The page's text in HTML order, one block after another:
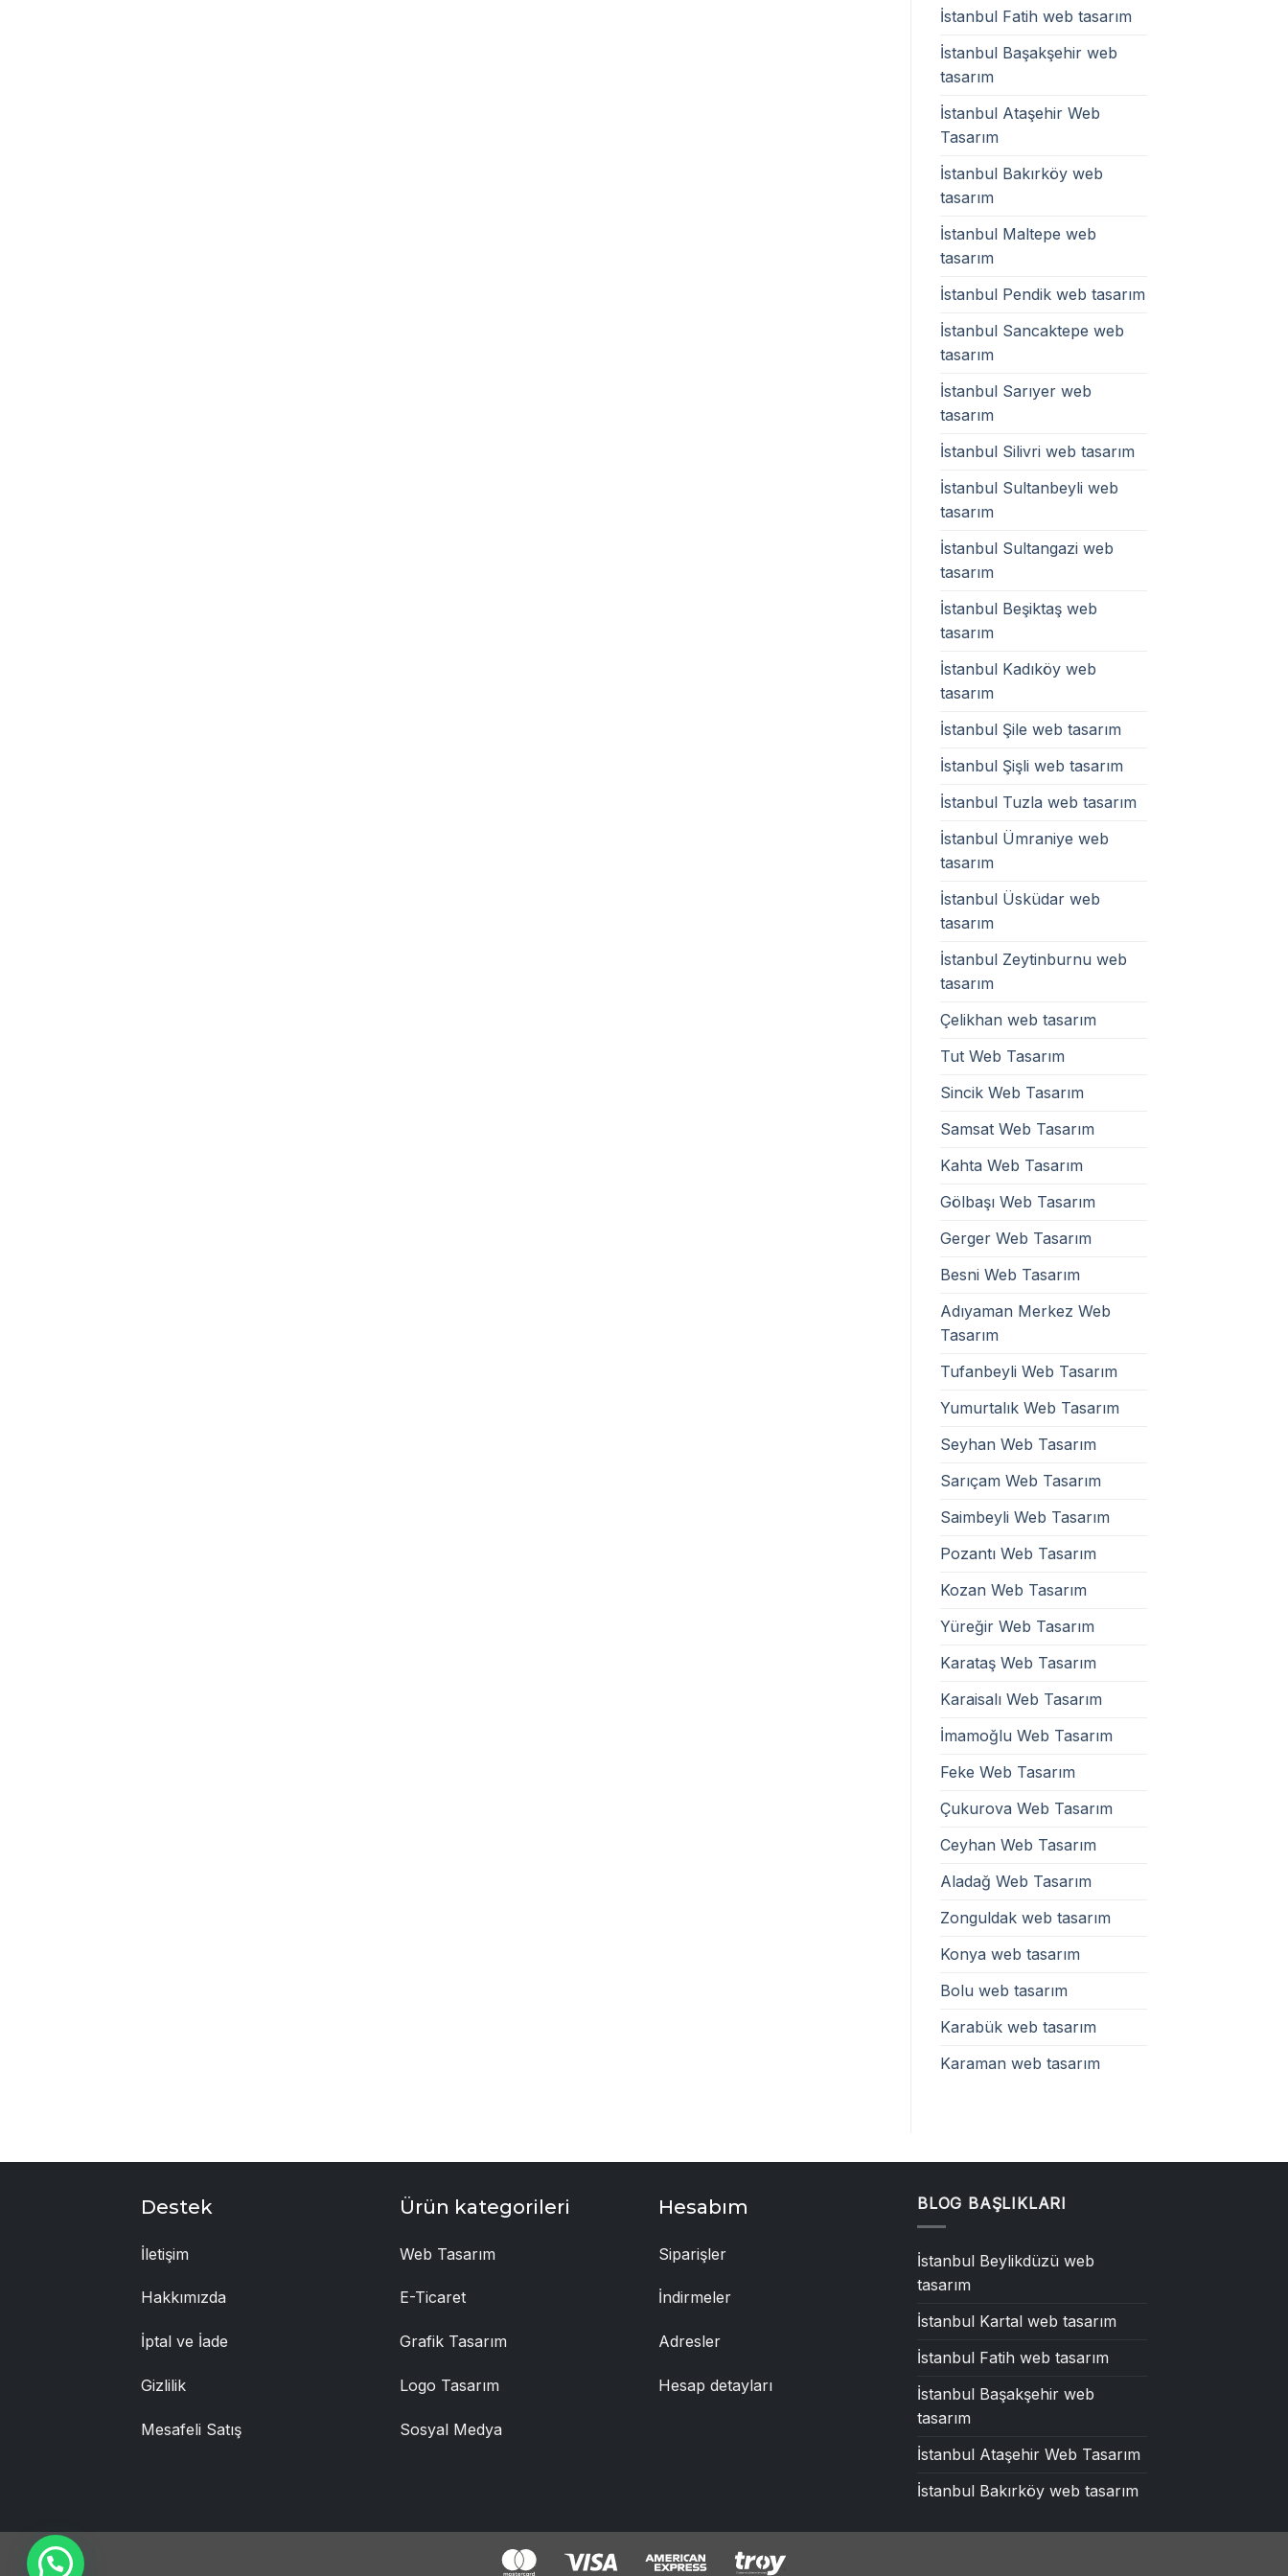
İstanbul Fatih web tasarım
İstanbul Başakşehir web
tasarım
İstanbul Ataşehir Web
Tasarım
İstanbul Bakırköy web
tasarım
İstanbul Maltepe web
tasarım
İstanbul Pendik web tasarım
İstanbul Sancaktepe web
tasarım
İstanbul Sarıyer web
tasarım
İstanbul Silivri web tasarım
İstanbul Sultanbeyli web
tasarım
İstanbul Sultangazi web
tasarım
İstanbul Beşiktaş web
tasarım
İstanbul Kadıköy web
tasarım
İstanbul Şile web tasarım
İstanbul Şişli web tasarım
İstanbul Tuzla web tasarım
İstanbul Ümraniye web
tasarım
İstanbul Üsküdar web
tasarım
İstanbul Zeytinburnu web
tasarım
Çelikhan web tasarım
Tut Web Tasarım
Sincik Web Tasarım
Samsat Web Tasarım
Kahta Web Tasarım
Gölbaşı Web Tasarım
Gerger Web Tasarım
Besni Web Tasarım
Adıyaman Merkez Web
Tasarım
Tufanbeyli Web Tasarım
Yumurtalık Web Tasarım
Seyhan Web Tasarım
Sarıçam Web Tasarım
Saimbeyli Web Tasarım
Pozantı Web Tasarım
Kozan Web Tasarım
Yüreğir Web Tasarım
Karataş Web Tasarım
Karaisalı Web Tasarım
İmamoğlu Web Tasarım
Feke Web Tasarım
Çukurova Web Tasarım
Ceyhan Web Tasarım
Aladağ Web Tasarım
Zonguldak web tasarım
Konya web tasarım
Bolu web tasarım
Karabük web tasarım
Karaman web tasarım
Destek
İletişim
Hakkımızda
İptal ve İade
Gizlilik
Mesafeli Satış
Ürün kategorileri
Web Tasarım
E-Ticaret
Grafik Tasarım
Logo Tasarım
Sosyal Medya
Hesabım
Siparişler
İndirmeler
Adresler
Hesap detayları
BLOG BAŞLIKLARI
İstanbul Beylikdüzü web
tasarım
İstanbul Kartal web tasarım
İstanbul Fatih web tasarım
İstanbul Başakşehir web
tasarım
İstanbul Ataşehir Web Tasarım
İstanbul Bakırköy web tasarım